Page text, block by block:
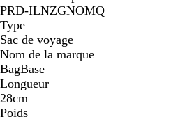
e
PRD-ILNZGNOMQ
Type
Sac de voyage
Nom de la marque
BagBase
Longueur
28cm
Poids